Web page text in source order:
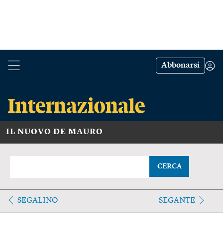
Abbonarsi
IL NUOVO DE MAURO
CERCA
SEGALINO SEGANTE